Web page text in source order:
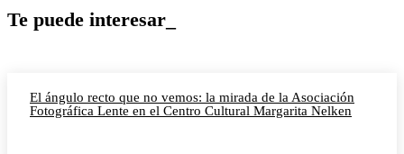
Te puede interesar_
El ángulo recto que no vemos: la mirada de la Asociación
Fotográfica Lente en el Centro Cultural Margarita Nelken